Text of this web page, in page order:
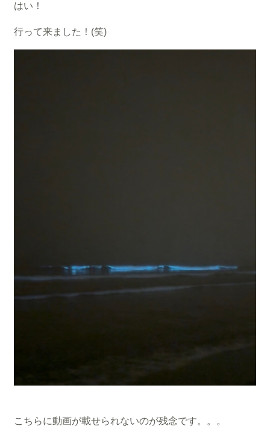
はい！
行って来ました！(笑)
こちらに動画が載せられないのが残念です。。。